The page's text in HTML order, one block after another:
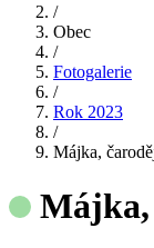
/
Obec
/
Fotogalerie
/
Rok 2023
/
Májka,
Májka,